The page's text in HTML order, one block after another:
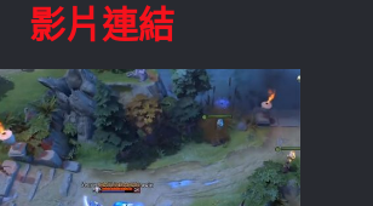
影片連結